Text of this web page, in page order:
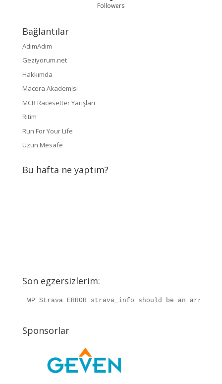
Followers
Bağlantılar
AdımAdım
Geziyorum.net
Hakkımda
Macera Akademisi
MCR Racesetter Yarışları
Ritim
Run For Your Life
Uzun Mesafe
Bu hafta ne yaptım?
Son egzersizlerim:
WP Strava ERROR strava_info should be an
Sponsorlar